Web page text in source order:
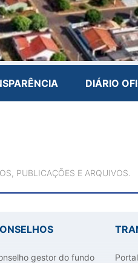
DIÁRIO
PUBLICAÇÕES E ARQUIVOS.
gestor do fundo